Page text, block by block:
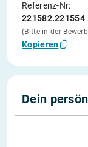
Referenz-Nr:
221582.221554
(Bitte in der
Kopieren
Dein